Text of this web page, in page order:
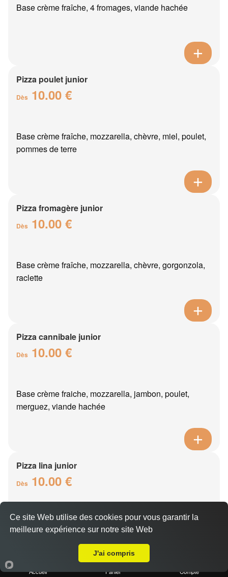
Base crème fraîche, 4 fromages, viande hachée
Pizza poulet junior
Dès 10.00 €
Base crème fraîche, mozzarella, chèvre, miel, poulet,
pommes de terre
Pizza fromagère junior
Dès 10.00 €
Base crème fraîche, mozzarella, chèvre, gorgonzola,
raclette
Pizza cannibale junior
Dès 10.00 €
Base crème fraiche, mozzarella, jambon, poulet,
merguez, viande hachée
Pizza lina junior
Dès 10.00 €
Base crème fraîche, mozzarella, boursin, thon, oeuf,
oignons
Accueil Panier Compte
Ce site Web utilise des cookies pour vous garantir la
meilleure expérience sur notre site Web
J'ai compris